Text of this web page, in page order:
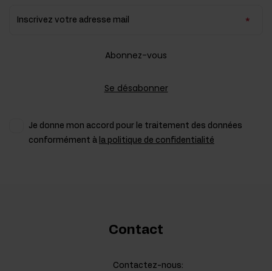
Inscrivez votre adresse mail
Abonnez-vous
Se désabonner
Je donne mon accord pour le traitement des données
conformément à la politique de confidentialité
Contact
Contactez-nous: